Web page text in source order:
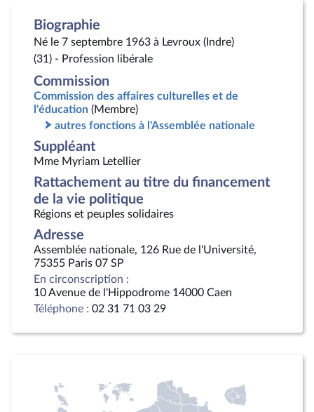
Biographie
Né le 7 septembre 1963 à Levroux (Indre)
(31) - Profession libérale
Commission
Commission des affaires culturelles et de
l'éducation (Membre)
autres fonctions à l'Assemblée nationale
Suppléant
Mme Myriam Letellier
Rattachement au titre du financement
de la vie politique
Régions et peuples solidaires
Adresse
Assemblée nationale, 126 Rue de l'Université,
75355 Paris 07 SP
En circonscription :
10 Avenue de l'Hippodrome 14000 Caen
Téléphone : 02 31 71 03 29